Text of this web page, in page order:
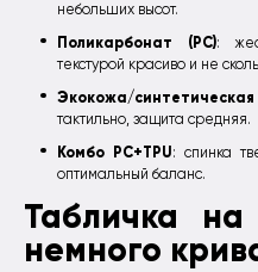
небольших высот.
Поликарбонат (PC):
текстурой красиво и не
Экокожа/
тактильно, защита средняя.
Комбо PC+TPU: спинка
оптимальный баланс.
Табличка
немного